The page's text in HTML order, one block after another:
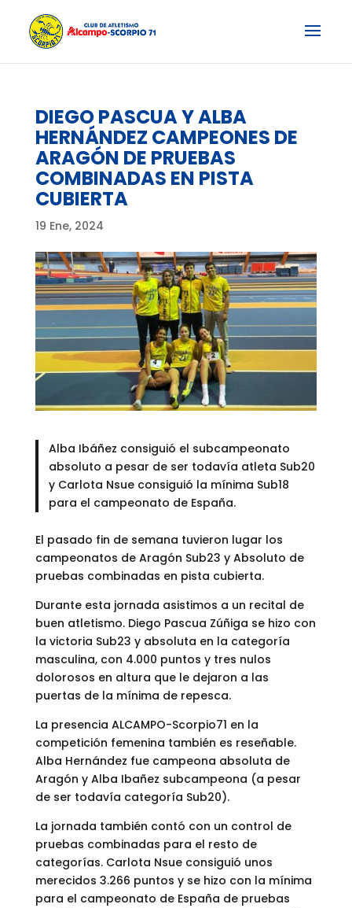
DIEGO PASCUA Y ALBA
HERNÁNDEZ CAMPEONES DE
ARAGÓN DE PRUEBAS
COMBINADAS EN PISTA
CUBIERTA
19 Ene, 2024
Alba Ibáñez consiguió el subcampeonato
absoluto a pesar de ser todavía atleta Sub20
y Carlota Nsue consiguió la mínima Sub18
para el campeonato de España.
El pasado fin de semana tuvieron lugar los
campeonatos de Aragón Sub23 y Absoluto de
pruebas combinadas en pista cubierta.
Durante esta jornada asistimos a un recital de
buen atletismo. Diego Pascua Zúñiga se hizo con
la victoria Sub23 y absoluta en la categoría
masculina, con 4.000 puntos y tres nulos
dolorosos en altura que le dejaron a las
puertas de la mínima de repesca.
La presencia ALCAMPO-Scorpio71 en la
competición femenina también es reseñable.
Alba Hernández fue campeona absoluta de
Aragón y Alba Ibañez subcampeona (a pesar
de ser todavía categoría Sub20).
La jornada también contó con un control de
pruebas combinadas para el resto de
categorías. Carlota Nsue consiguió unos
merecidos 3.266 puntos y se hizo con la mínima
para el campeonato de España de pruebas